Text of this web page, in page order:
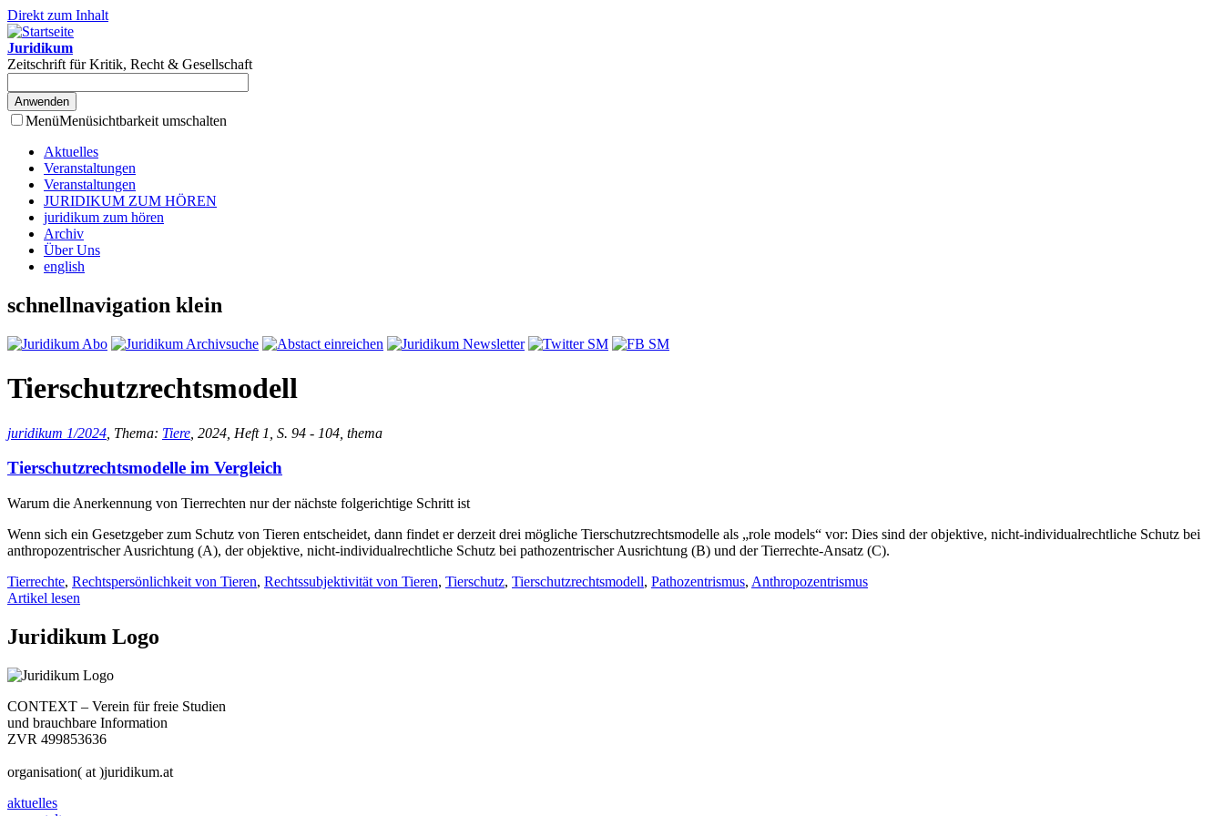
Direkt zum Inhalt
Juridikum
Zeitschrift für Kritik, Recht & Gesellschaft
MenüMenüsichtbarkeit umschalten
Aktuelles
Veranstaltungen
Veranstaltungen
JURIDIKUM ZUM HÖREN
juridikum zum hören
Archiv
Über Uns
english
schnellnavigation klein
Tierschutzrechtsmodell
juridikum 1/2024 , Thema: Tiere , 2024, Heft 1, S. 94 - 104, thema
Tierschutzrechtsmodelle im Vergleich
Warum die Anerkennung von Tierrechten nur der nächste folgerichtige Schritt ist
Wenn sich ein Gesetzgeber zum Schutz von Tieren entscheidet, dann findet er derzeit drei mögliche Tierschutzrechtsmodelle als „role models“ vor: Dies sind der objektive, nicht-individualrechtliche Schutz bei
anthropozentrischer Ausrichtung (A), der objektive, nicht-individualrechtliche Schutz bei pathozentrischer Ausrichtung (B) und der Tierrechte-Ansatz (C).
Tierrechte, Rechtspersönlichkeit von Tieren, Rechtssubjektivität von Tieren, Tierschutz, Tierschutzrechtsmodell, Pathozentrismus, Anthropozentrismus
Artikel lesen
Juridikum Logo
CONTEXT – Verein für freie Studien
und brauchbare Information
ZVR 499853636
organisation( at )juridikum.at
aktuelles